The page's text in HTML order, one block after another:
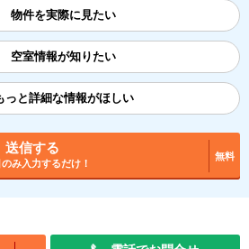
物件を実際に見たい
空室情報が知りたい
っと詳細な情報がほしい
送信する
み入力するだけ！
無料